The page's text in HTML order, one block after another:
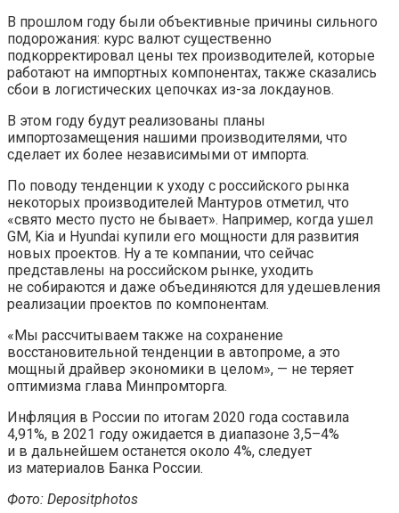
В прошлом году были объективные причины сильного
подорожания: курс валют существенно
подкорректировал цены тех производителей, которые
работают на импортных компонентах, также сказались
сбои в логистических цепочках из-за локдаунов.
В этом году будут реализованы планы
импортозамещения нашими производителями, что
сделает их более независимыми от импорта.
По поводу тенденции к уходу с российского рынка
некоторых производителей Мантуров отметил, что
«свято место пусто не бывает». Например, когда ушел
GM, Kia и Hyundai купили его мощности для развития
новых проектов. Ну а те компании, что сейчас
представлены на российском рынке, уходить
не собираются и даже объединяются для удешевления
реализации проектов по компонентам.
«Мы рассчитываем также на сохранение
восстановительной тенденции в автопроме, а это
мощный драйвер экономики в целом», — не теряет
оптимизма глава Минпромторга.
Инфляция в России по итогам 2020 года составила
4,91%, в 2021 году ожидается в диапазоне 3,5–4%
и в дальнейшем останется около 4%, следует
из материалов Банка России.
Фото: Depositphotos